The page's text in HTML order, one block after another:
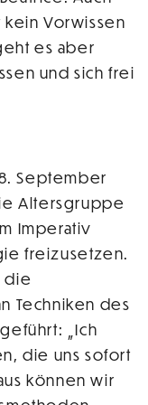
kein Vorwissen
es aber
und sich frei
September
Altersgruppe
Imperativ
freizusetzen.
die
Techniken des
„Ich
die uns sofort
können wir